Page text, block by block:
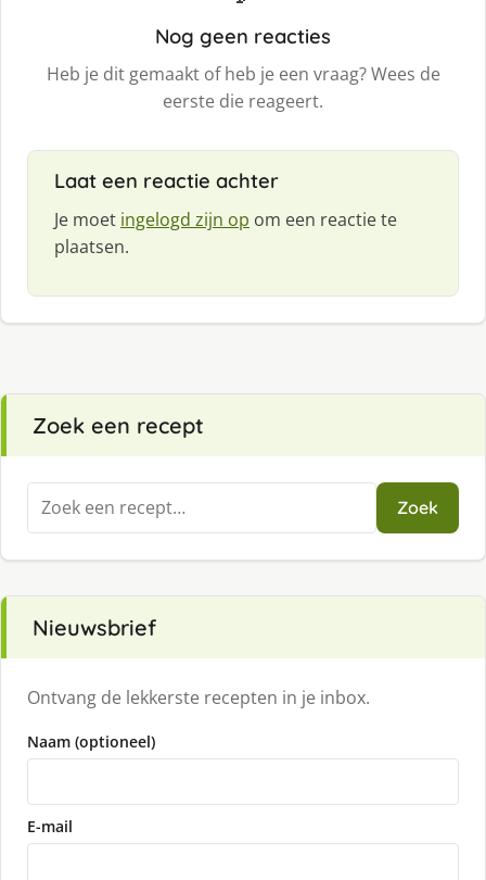
Nog geen reacties
Heb je dit gemaakt of heb je een vraag? Wees de
eerste die reageert.
Laat een reactie achter
Je moet ingelogd zijn op om een reactie te
plaatsen.
Zoek een recept
Zoeken
naar:
Zoek
Nieuwsbrief
Ontvang de lekkerste recepten in je inbox.
Naam (optioneel)
E-mail